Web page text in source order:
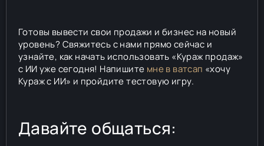
Готовы вывести свои продажи и бизнес на новый
уровень? Свяжитесь с нами прямо сейчас и
узнайте, как начать использовать «Кураж продаж»
с ИИ уже сегодня! Напишите мне в ватсап «хочу
Кураж с ИИ» и пройдите тестовую игру.
Давайте общаться: